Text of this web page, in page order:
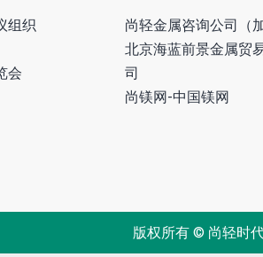
组织
会
尚轻金属咨询公司（
北京海蓝前景金属贸
司
尚镁网-中国镁网
版权所有 © 尚轻时